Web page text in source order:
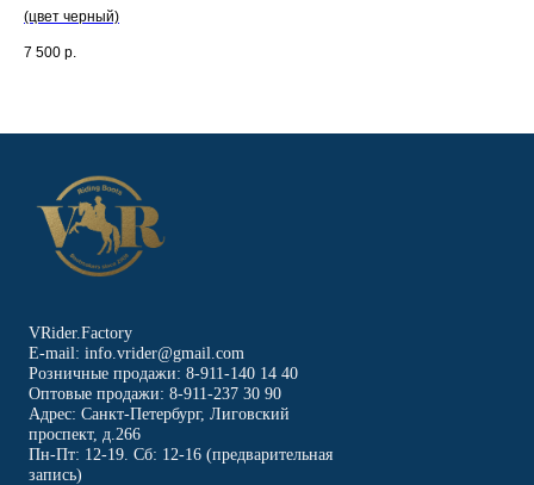
(цвет черный)
7 500 р.
VRider.Factory
E-mail: info.vrider@gmail.com
Розничные продажи: 8-911-140 14 40
Оптовые продажи: 8-911-237 30 90
Адрес: Санкт-Петербург, Лиговский
проспект, д.266
Пн-Пт: 12-19. Сб: 12-16 (предварительная
запись)